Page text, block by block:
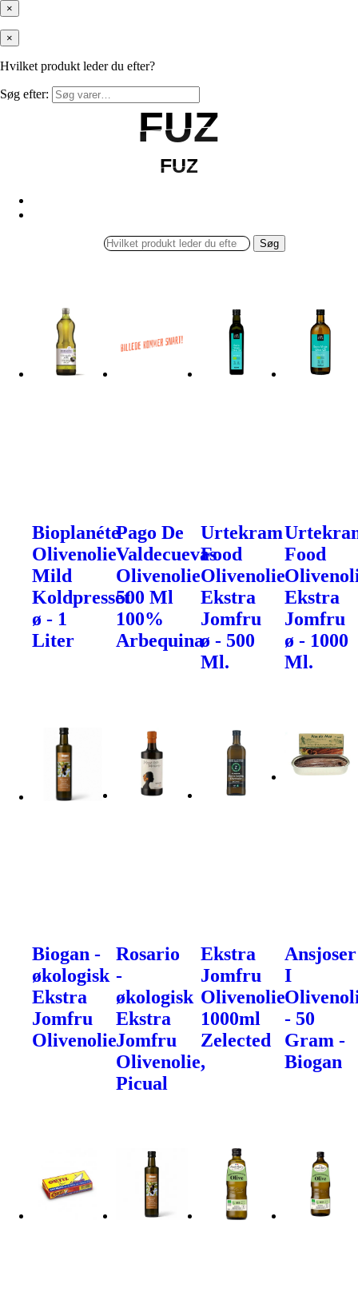
×
×
Hvilket produkt leder du efter?
Søg efter:
FUZ
FUZ
FUZ
FUZ
Søg
Bioplanéte
Olivenolie
Mild
Koldpresset
ø - 1
Liter
Pago De
Valdecuevas
Olivenolie
500 Ml
100%
Arbequina
Urtekram
Food
Olivenolie
Ekstra
Jomfru
ø - 500
Ml.
Food
Ekstra
Jomfru
ø - 1000
Ml.
Biogan -
økologisk
Ekstra
Jomfru
Olivenolie
Rosario
-
økologisk
Ekstra
Jomfru
Olivenolie,
Picual
Ekstra
Jomfru
Olivenolie
1000ml
Zelected
Ansjoser
I
- 50
Gram -
Biogan